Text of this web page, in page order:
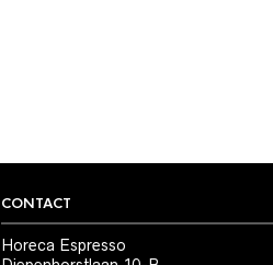
CONTACT
Horeca Espresso